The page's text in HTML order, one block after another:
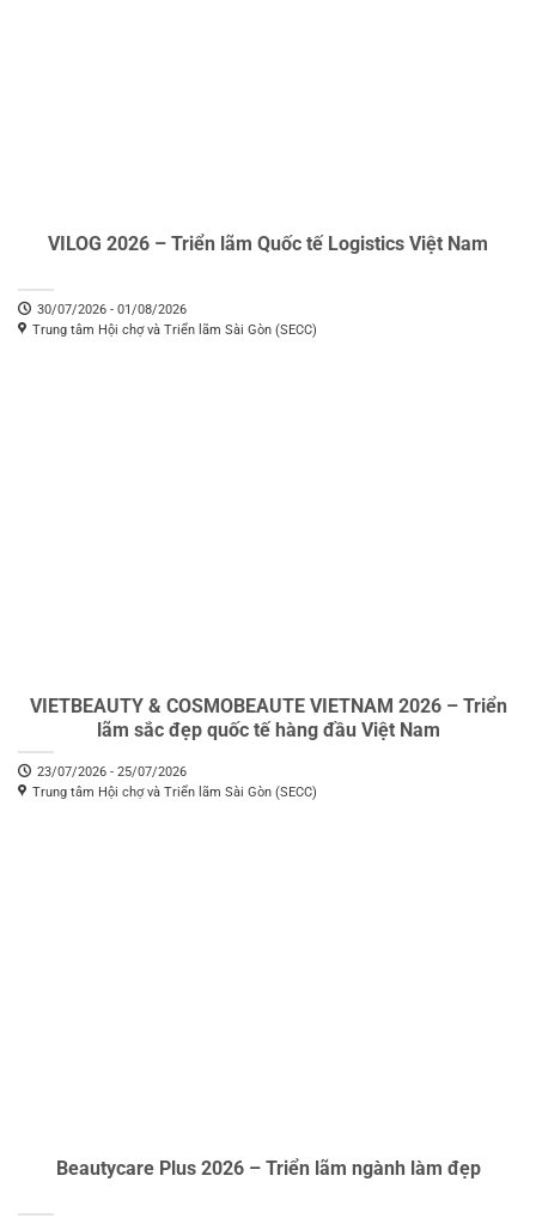
VILOG 2026 – Triển lãm Quốc tế Logistics Việt Nam
30/07/2026 - 01/08/2026
Trung tâm Hội chợ và Triển lãm Sài Gòn (SECC)
VIETBEAUTY & COSMOBEAUTE VIETNAM 2026 – Triển
lãm sắc đẹp quốc tế hàng đầu Việt Nam
23/07/2026 - 25/07/2026
Trung tâm Hội chợ và Triển lãm Sài Gòn (SECC)
Beautycare Plus 2026 – Triển lãm ngành làm đẹp